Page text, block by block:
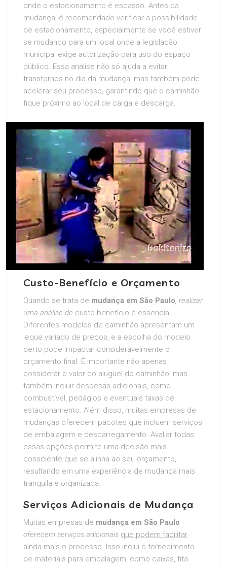
onde o estacionamento é escasso. Antes da
mudança, é recomendado verificar a possibilidade
de estacionamento, especialmente se você estiver
se mudando para um local onde a legislação
municipal exige autorização para uso do espaço
público. Essa análise não só ajuda a evitar
transtornos no dia da mudança, mas também pode
acelerar seu processo, garantindo que o caminhão
fique próximo ao local de carga e descarga.
Custo-Benefício e Orçamento
Quando se trata de mudança em São Paulo, realizar
uma análise de custo-benefício é essencial.
Diferentes modelos de caminhão apresentam um
leque variado de preços, e a escolha do modelo
certo pode impactar consideravelmente o
orçamento final. É importante não apenas
considerar o valor do aluguel do caminhão, mas
também incluir despesas adicionais, como
combustível, pedágios e eventuais taxas de
estacionamento. Além disso, muitas empresas de
mudanças oferecem pacotes que incluem serviços
de embalagem e descarregamento. Avaliar todas
essas opções permite uma decisão mais
consciente que se alinha ao seu orçamento,
resultando em uma experiência de mudança mais
tranquila e organizada.
Serviços Adicionais de Mudança
Muitas empresas de mudança em São Paulo
oferecem serviços adicionais que podem facilitar
ainda mais o processo. Isso inclui o fornecimento
de materiais para embalagem, como caixas, fita